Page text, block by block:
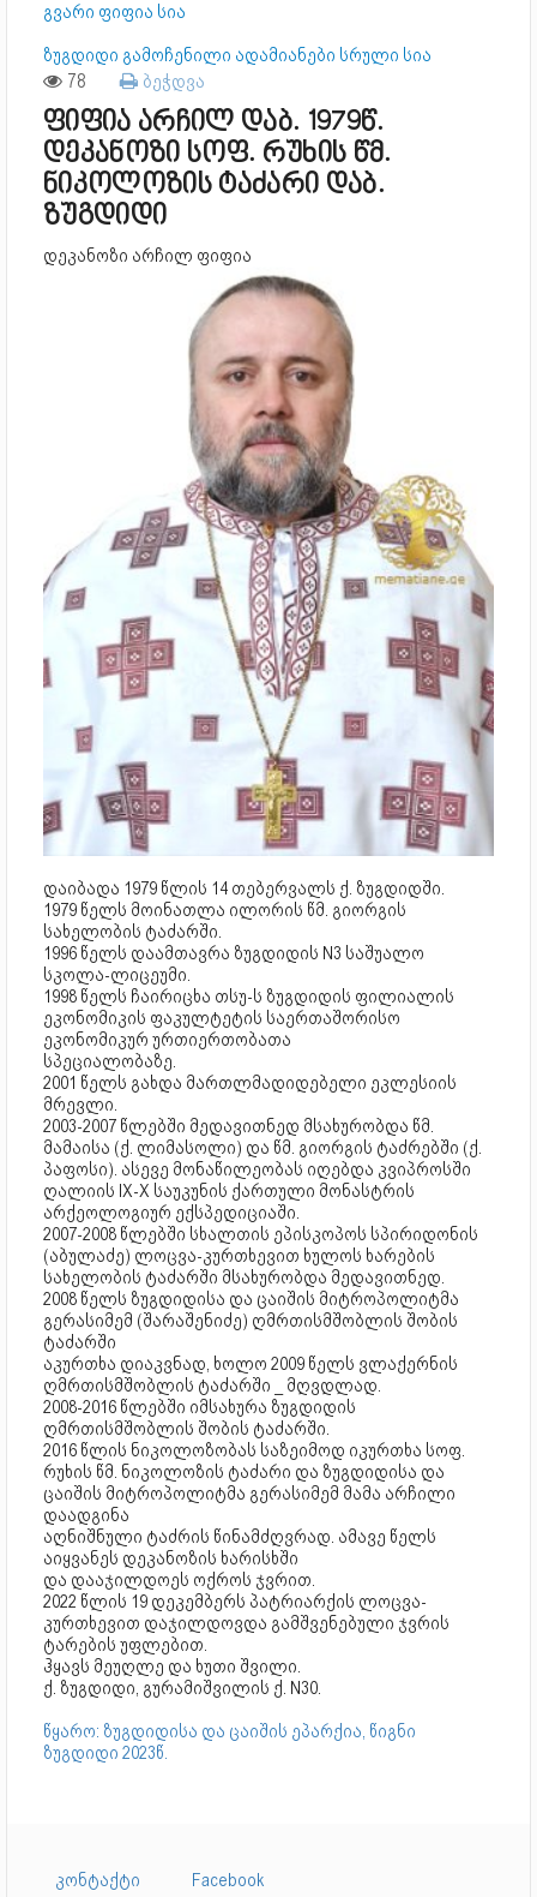
გვარი ფიფია სია
ზუგდიდი გამოჩენილი ადამიანები სრული სია
78 ბეჭდვა
ფიფია არჩილ დაბ. 1979წ.
დეკანოზი სოფ. რუხის წმ.
ნიკოლოზის ტაძარი დაბ.
ზუგდიდი
დეკანოზი არჩილ ფიფია
დაიბადა 1979 წლის 14 თებერვალს ქ. ზუგდიდში.
1979 წელს მოინათლა ილორის წმ. გიორგის
სახელობის ტაძარში.
1996 წელს დაამთავრა ზუგდიდის N3 საშუალო
სკოლა-ლიცეუმი.
1998 წელს ჩაირიცხა თსუ-ს ზუგდიდის ფილიალის
ეკონომიკის ფაკულტეტის საერთაშორისო
ეკონომიკურ ურთიერთობათა
სპეციალობაზე.
2001 წელს გახდა მართლმადიდებელი ეკლესიის
მრევლი.
2003-2007 წლებში მედავითნედ მსახურობდა წმ.
მამაისა (ქ. ლიმასოლი) და წმ. გიორგის ტაძრებში (ქ.
პაფოსი). ასევე მონაწილეობას იღებდა კვიპროსში
ღალიის IX-X საუკუნის ქართული მონასტრის
არქეოლოგიურ ექსპედიციაში.
2007-2008 წლებში სხალთის ეპისკოპოს სპირიდონის
(აბულაძე) ლოცვა-კურთხევით ხულოს ხარების
სახელობის ტაძარში მსახურობდა მედავითნედ.
2008 წელს ზუგდიდისა და ცაიშის მიტროპოლიტმა
გერასიმემ (შარაშენიძე) ღმრთისმშობლის შობის
ტაძარში
აკურთხა დიაკვნად, ხოლო 2009 წელს ვლაქერნის
ღმრთისმშობლის ტაძარში _ მღვდლად.
2008-2016 წლებში იმსახურა ზუგდიდის
ღმრთისმშობლის შობის ტაძარში.
2016 წლის ნიკოლოზობას საზეიმოდ იკურთხა სოფ.
რუხის წმ. ნიკოლოზის ტაძარი და ზუგდიდისა და
ცაიშის მიტროპოლიტმა გერასიმემ მამა არჩილი
დაადგინა
აღნიშნული ტაძრის წინამძღვრად. ამავე წელს
აიყვანეს დეკანოზის ხარისხში
და დააჯილდოეს ოქროს ჯვრით.
2022 წლის 19 დეკემბერს პატრიარქის ლოცვა-
კურთხევით დაჯილდოვდა გამშვენებული ჯვრის
ტარების უფლებით.
ჰყავს მეუღლე და ხუთი შვილი.
ქ. ზუგდიდი, გურამიშვილის ქ. N30.
წყარო: ზუგდიდისა და ცაიშის ეპარქია, წიგნი
ზუგდიდი 2023წ.
კონტაქტი
Facebook